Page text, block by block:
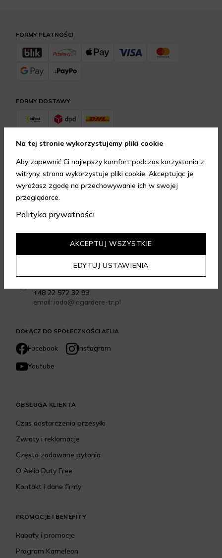
DOŁĄCZ DO SPOŁECZNOŚCI AELIA
Facebook
Instagram
Youtube
email: sklep@aelia.pl
Infolinia: +48 22 270 72 77
godzinach 9:00-17:00
+48 22 572 32 99
email: iodo@lagardere-tr.pl
FORMY DOSTAWY
FORMY PŁATNOŚCI
OBSŁUGA KLIENTA
Czas dostarczenia przesyłki
Zwroty i reklamacje
Często zadawane pytania
O Aelia Duty Free
Kontakt i dane firmy
PROMOCJE I BENEFITY
Rabaty i promocje
Program Kameleon
GWARANCJA JAKOŚCI
4.95/5.00
Dowiedz się więcej
Na tej stronie wykorzystujemy pliki cookie
Aby zapewnić Ci najlepszy komfort podczas korzystania z
witryny, strona wykorzystuje pliki cookie. Akceptując je
wyrażasz zgodę na przechowywanie ich w swojej
przeglądarce.
Polityka prywatności
EDYTUJ USTAWIENIA
AKCEPTUJ WSZYSTKIE